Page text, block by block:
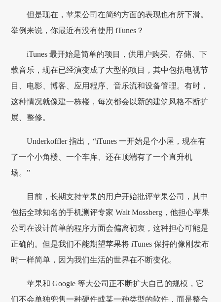
但是现在，苹果公司在简约方面的表现也有所下滑。
举例来说，你最近有没有使用 iTunes？
iTunes 最开始是简单的项目，供用户购买、存储、下
载音乐，现在已经演变成了大型的项目，其中包括电视节
目、电影、博客、应用程序、音乐流和设备管理。有时，
这种情况就像建一栋楼，每次都会以新的建筑风格不断扩
展、整修。
Underkoffler 指出，“iTunes 一开始是个小屋，现在有
了一个小角楼、一个车库、还在顶端有了一个直升机
场。”
目前，长期支持苹果的用户开始批评苹果公司，其中
包括全球知名的手机测评专家 Walt Mossberg，他担心苹果
公司在设计简单的程序方面会偏离初衷，这种担心可能是
正确的。但是我们不能期望苹果将 iTunes 保持的像刚发布
时一样简单，因为我们生活的世界在不断变化。
苹果和 Google 等大公司正不断扩大自己的规模，它
们不会单独兜售一种硬件或某一种类型的软件，而是整合